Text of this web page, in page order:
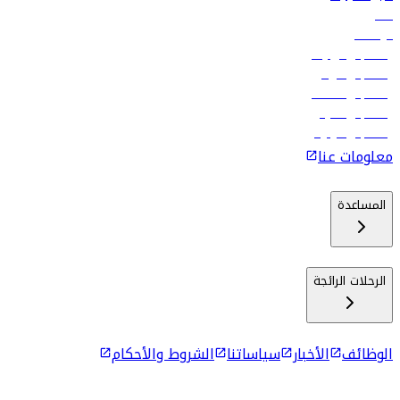
فنادق
الوظائف
رحلات إلى تبيليسي
رحلات إلى الرياض
رحلات إلى مسقط
رحلات إلى ماليه
رحلات إلى كولومبو
معلومات عنا
المساعدة
الرحلات الرائجة
الوظائف الأخبار سياساتنا الشروط والأحكام